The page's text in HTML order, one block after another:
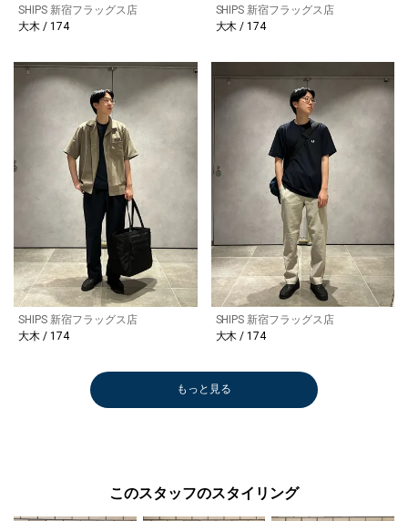
SHIPS 新宿フラッグス店
大木 / 174
SHIPS 新宿フラッグス店
大木 / 174
SHIPS 新宿フラッグス店
大木 / 174
SHIPS 新宿フラッグス店
大木 / 174
もっと見る
このスタッフのスタイリング